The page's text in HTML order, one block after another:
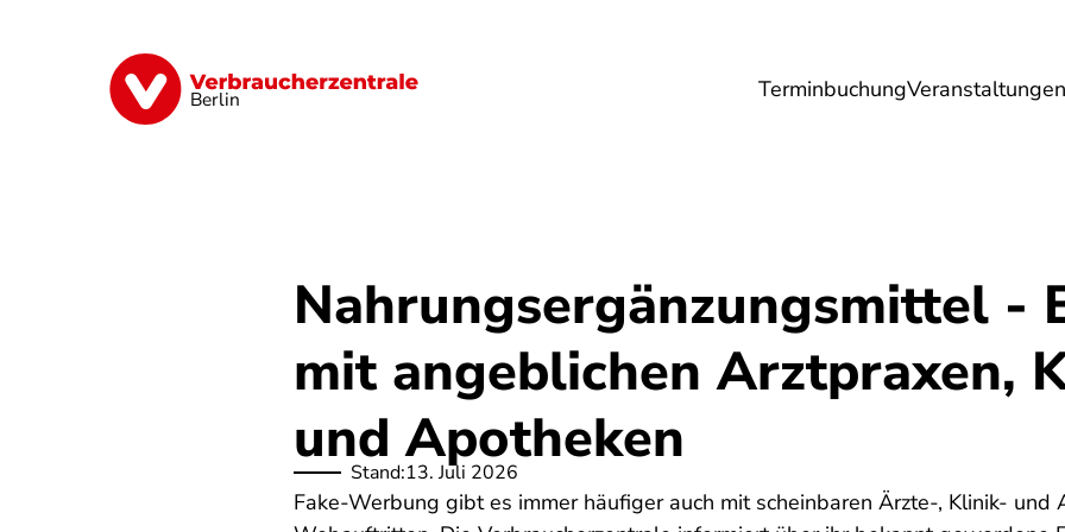
Berlin TerminbuchungVeranstaltungen
Finanzen Digitales Lebensmittel Gesundheit Energie
Nahrungsergänzungsmittel -
mit angeblichen Arztpraxen,
und Apotheken
Stand:13. Juli 2026
Fake-Werbung gibt es immer häufiger auch mit scheinbaren Ärzte-, Klinik- und